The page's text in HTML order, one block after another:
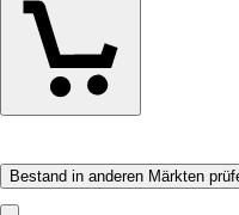
Bestand in anderen Märkten